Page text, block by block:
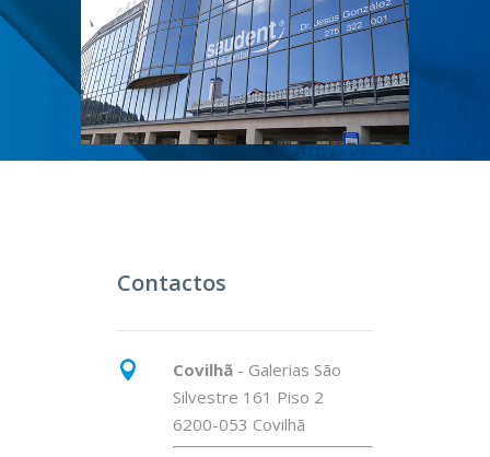
Contactos
Covilhã - Galerias São
Silvestre 161 Piso 2
6200-053 Covilhã